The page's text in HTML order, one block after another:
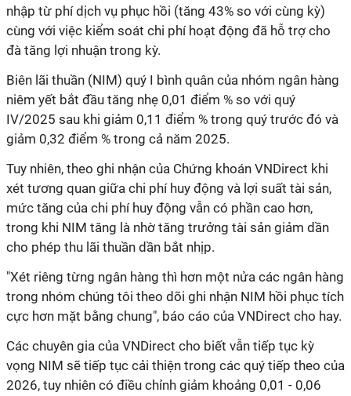
nhập từ phí dịch vụ phục hồi (tăng 43% so với cùng kỳ)
cùng với việc kiểm soát chi phí hoạt động đã hỗ trợ cho
đà tăng lợi nhuận trong kỳ.
Biên lãi thuần (NIM) quý I bình quân của nhóm ngân hàng
niêm yết bắt đầu tăng nhẹ 0,01 điểm % so với quý
IV/2025 sau khi giảm 0,11 điểm % trong quý trước đó và
giảm 0,32 điểm % trong cả năm 2025.
Tuy nhiên, theo ghi nhận của Chứng khoán VNDirect khi
xét tương quan giữa chi phí huy động và lợi suất tài sản,
mức tăng của chi phí huy động vẫn có phần cao hơn,
trong khi NIM tăng là nhờ tăng trưởng tài sản giảm dần
cho phép thu lãi thuần dần bắt nhịp.
"Xét riêng từng ngân hàng thì hơn một nửa các ngân hàng
trong nhóm chúng tôi theo dõi ghi nhận NIM hồi phục tích
cực hơn mặt bằng chung", báo cáo của VNDirect cho hay.
Các chuyên gia của VNDirect cho biết vẫn tiếp tục kỳ
vọng NIM sẽ tiếp tục cải thiện trong các quý tiếp theo của
2026, tuy nhiên có điều chỉnh giảm khoảng 0,01 - 0,06